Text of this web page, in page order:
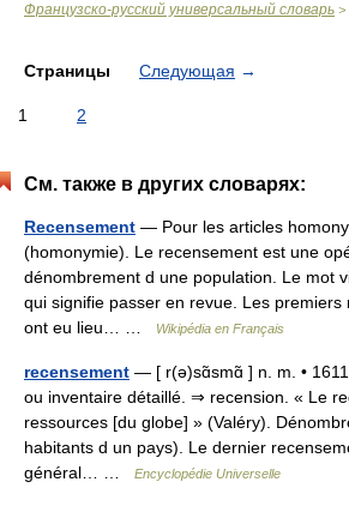
Французско-русский универсальный словарь >
Страницы Следующая →
1 2
См. также в других словарях:
Recensement — Pour les articles
(homonymie). Le recensement est une
dénombrement d une population. Le mot
qui signifie passer en revue. Les premiers
ont eu lieu… …
Wikipédia en Français
recensement — [ r(ə)sɑ̃smɑ̃ ] n. m. •
ou inventaire détaillé. ⇒ recension. « Le
ressources [du globe] » (Valéry).
habitants d un pays). Le dernier
général… …
Encyclopédie Universelle